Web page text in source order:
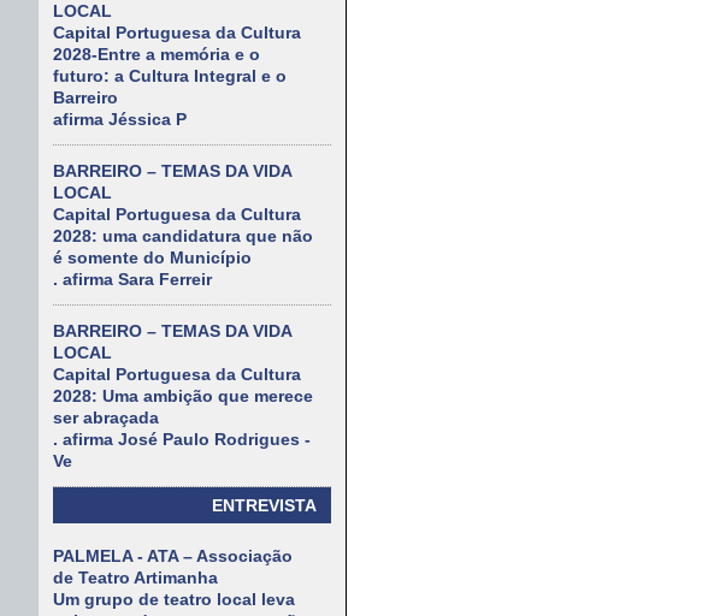
LOCAL
Capital Portuguesa da Cultura
2028-Entre a memória e o
futuro: a Cultura Integral e o
Barreiro
afirma Jéssica P
BARREIRO – TEMAS DA VIDA
LOCAL
Capital Portuguesa da Cultura
2028: uma candidatura que não
é somente do Município
. afirma Sara Ferreir
BARREIRO – TEMAS DA VIDA
LOCAL
Capital Portuguesa da Cultura
2028: Uma ambição que merece
ser abraçada
. afirma José Paulo Rodrigues -
Ve
ENTREVISTA
PALMELA - ATA – Associação
de Teatro Artimanha
Um grupo de teatro local leva